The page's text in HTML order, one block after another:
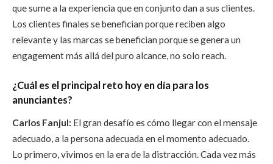
que sume a la experiencia que en conjunto dan a sus clientes.
Los clientes finales se benefician porque reciben algo
relevante y las marcas se benefician porque se genera un
engagement más allá del puro alcance, no solo reach.
¿Cuál es el principal reto hoy en día para los
anunciantes?
Carlos Fanjul: El gran desafío es cómo llegar con el mensaje
adecuado, a la persona adecuada en el momento adecuado.
Lo primero, vivimos en la era de la distracción. Cada vez más